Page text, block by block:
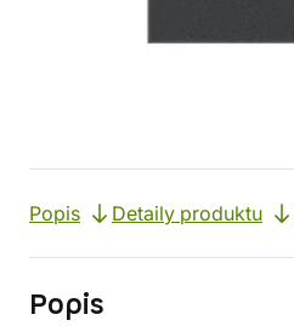
Popis Detaily produktu
Popis